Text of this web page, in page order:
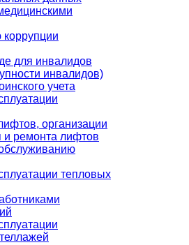
для инвалидов
инвалидов)
учета
организации
и ремонта лифтов
тепловых